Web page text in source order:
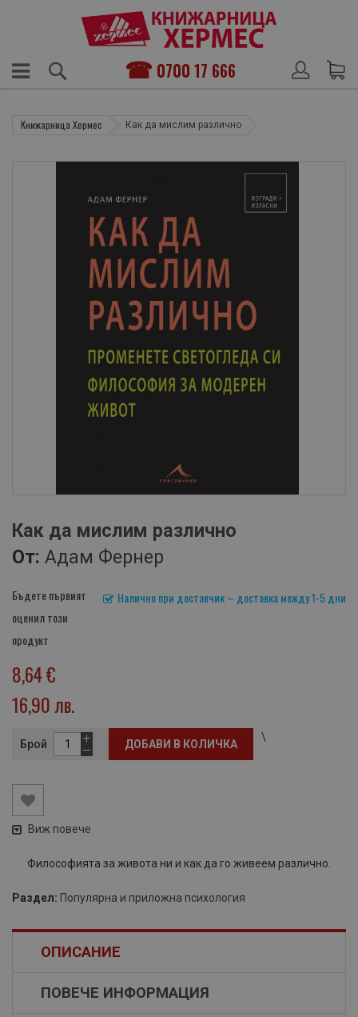
0700 17 666
Книжарница Хермес Как да мислим различно
Как да мислим различно
От: Адам Фернер
Налично при доставчик – доставка между 1-5 дни
Бъдете първият
оценил този
продукт
8,64 €
16,90 лв.
Брой ДОБАВИ В КОЛИЧКА
\
Виж повече
Философията за живота ни и как да го живеем различно.
Раздел: Популярна и приложна психология
ОПИСАНИЕ
ПОВЕЧЕ ИНФОРМАЦИЯ